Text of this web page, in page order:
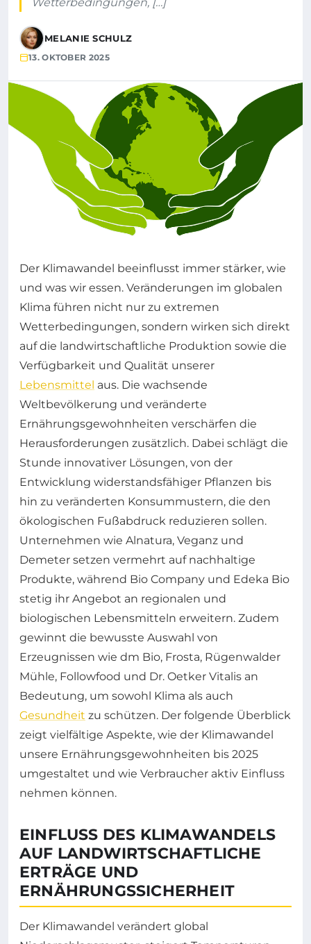
MELANIE SCHULZ
13. OKTOBER 2025
Der Klimawandel beeinflusst immer stärker, wie
und was wir essen. Veränderungen im globalen
Klima führen nicht nur zu extremen
Wetterbedingungen, sondern wirken sich direkt
auf die landwirtschaftliche Produktion sowie die
Verfügbarkeit und Qualität unserer
Lebensmittel aus. Die wachsende
Weltbevölkerung und veränderte
Ernährungsgewohnheiten verschärfen die
Herausforderungen zusätzlich. Dabei schlägt die
Stunde innovativer Lösungen, von der
Entwicklung widerstandsfähiger Pflanzen bis
hin zu veränderten Konsummustern, die den
ökologischen Fußabdruck reduzieren sollen.
Unternehmen wie Alnatura, Veganz und
Demeter setzen vermehrt auf nachhaltige
Produkte, während Bio Company und Edeka Bio
stetig ihr Angebot an regionalen und
biologischen Lebensmitteln erweitern. Zudem
gewinnt die bewusste Auswahl von
Erzeugnissen wie dm Bio, Frosta, Rügenwalder
Mühle, Followfood und Dr. Oetker Vitalis an
Bedeutung, um sowohl Klima als auch
Gesundheit zu schützen. Der folgende Überblick
zeigt vielfältige Aspekte, wie der Klimawandel
unsere Ernährungsgewohnheiten bis 2025
umgestaltet und wie Verbraucher aktiv Einfluss
nehmen können.
EINFLUSS DES KLIMAWANDELS
AUF LANDWIRTSCHAFTLICHE
ERTRÄGE UND
ERNÄHRUNGSSICHERHEIT
Der Klimawandel verändert global